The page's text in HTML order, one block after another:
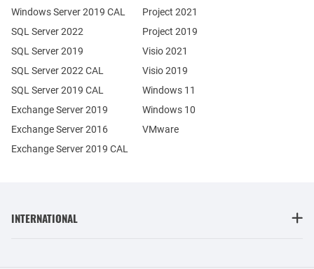
Exchange Server 2019
Exchange Server 2016
SQL Server 2022
SQL Server 2019
Windows Server 2019 CAL
SQL Server 2022 CAL
SQL Server 2019 CAL
Exchange Server 2019 CAL
Project 2021
Project 2019
Visio 2021
Visio 2019
Windows 11
Windows 10
VMware
INTERNATIONAL